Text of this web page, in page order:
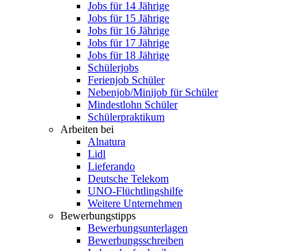
Jobs für 14 Jährige
Jobs für 15 Jährige
Jobs für 16 Jährige
Jobs für 17 Jährige
Jobs für 18 Jährige
Schülerjobs
Ferienjob Schüler
Nebenjob/Minijob für Schüler
Mindestlohn Schüler
Schülerpraktikum
Arbeiten bei
Alnatura
Lidl
Lieferando
Deutsche Telekom
UNO-Flüchtlingshilfe
Weitere Unternehmen
Bewerbungstipps
Bewerbungsunterlagen
Bewerbungsschreiben